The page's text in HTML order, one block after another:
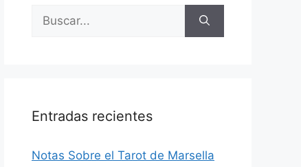
Buscar:
Entradas recientes
Notas Sobre el Tarot de Marsella